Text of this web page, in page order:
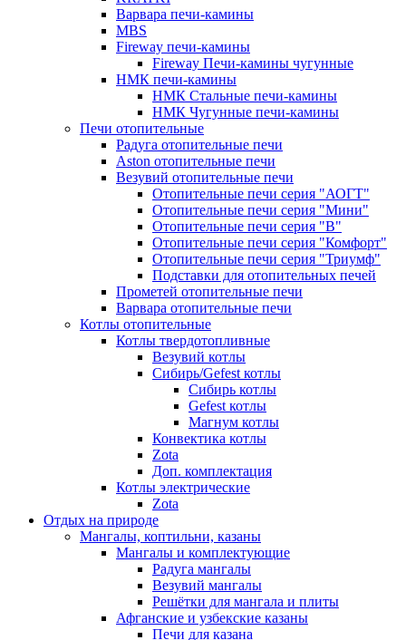
Варвара печи-камины
MBS
Fireway печи-камины
Fireway Печи-камины чугунные
НМК печи-камины
НМК Стальные печи-камины
НМК Чугунные печи-камины
Печи отопительные
Радуга отопительные печи
Aston отопительные печи
Везувий отопительные печи
Отопительные печи серия "АОГТ"
Отопительные печи серия "Мини"
Отопительные печи серия "В"
Отопительные печи серия "Комфорт"
Отопительные печи серия "Триумф"
Подставки для отопительных печей
Прометей отопительные печи
Варвара отопительные печи
Котлы отопительные
Котлы твердотопливные
Везувий котлы
Сибирь/Gefest котлы
Сибирь котлы
Gefest котлы
Магнум котлы
Конвектика котлы
Zota
Доп. комплектация
Котлы электрические
Zota
Отдых на природе
Мангалы, коптильни, казаны
Мангалы и комплектующие
Радуга мангалы
Везувий мангалы
Решётки для мангала и плиты
Афганские и узбекские казаны
Печи для казана